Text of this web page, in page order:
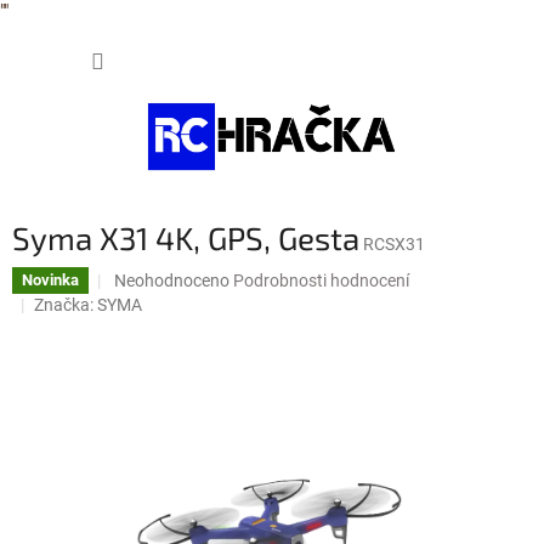
""
Syma X31 4K, GPS, Gesta RCSX31
Novinka
Průměrné
hodnocení
Neohodnoceno Podrobnosti hodnocení
Značka:SYMA